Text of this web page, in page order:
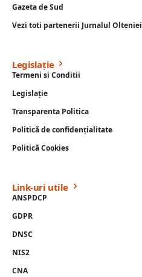
Gazeta de Sud
Vezi toti partenerii Jurnalul Olteniei
Legislație
Termeni si Conditii
Legislație
Transparenta Politica
Politică de confidențialitate
Politică Cookies
Link-uri utile
ANSPDCP
GDPR
DNSC
NIS2
CNA